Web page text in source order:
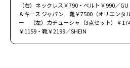
（右）ネックレス￥790・ベルト￥990／
＆キース ジャパン 靴￥7500（オリエンタ
ー （左）カチューシャ（3点セット）￥
￥1159・靴￥2199／SHEIN